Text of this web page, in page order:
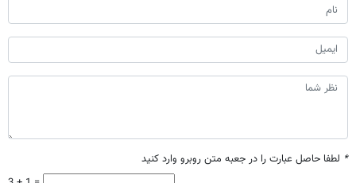
* لطفا حاصل عبارت را در جعبه متن روبرو وارد کنید